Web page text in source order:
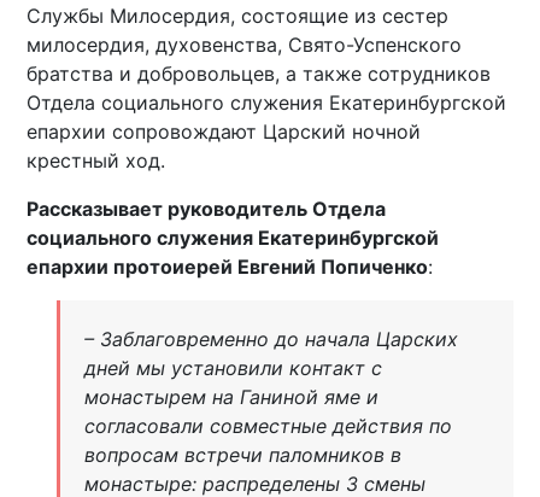
Службы Милосердия, состоящие из сестер
милосердия, духовенства, Свято-Успенского
братства и добровольцев, а также сотрудников
Отдела социального служения Екатеринбургской
епархии сопровождают Царский ночной
крестный ход.
Рассказывает руководитель Отдела
социального служения Екатеринбургской
епархии протоиерей Евгений Попиченко:
– Заблаговременно до начала Царских
дней мы установили контакт с
монастырем на Ганиной яме и
согласовали совместные действия по
вопросам встречи паломников в
монастыре: распределены 3 смены